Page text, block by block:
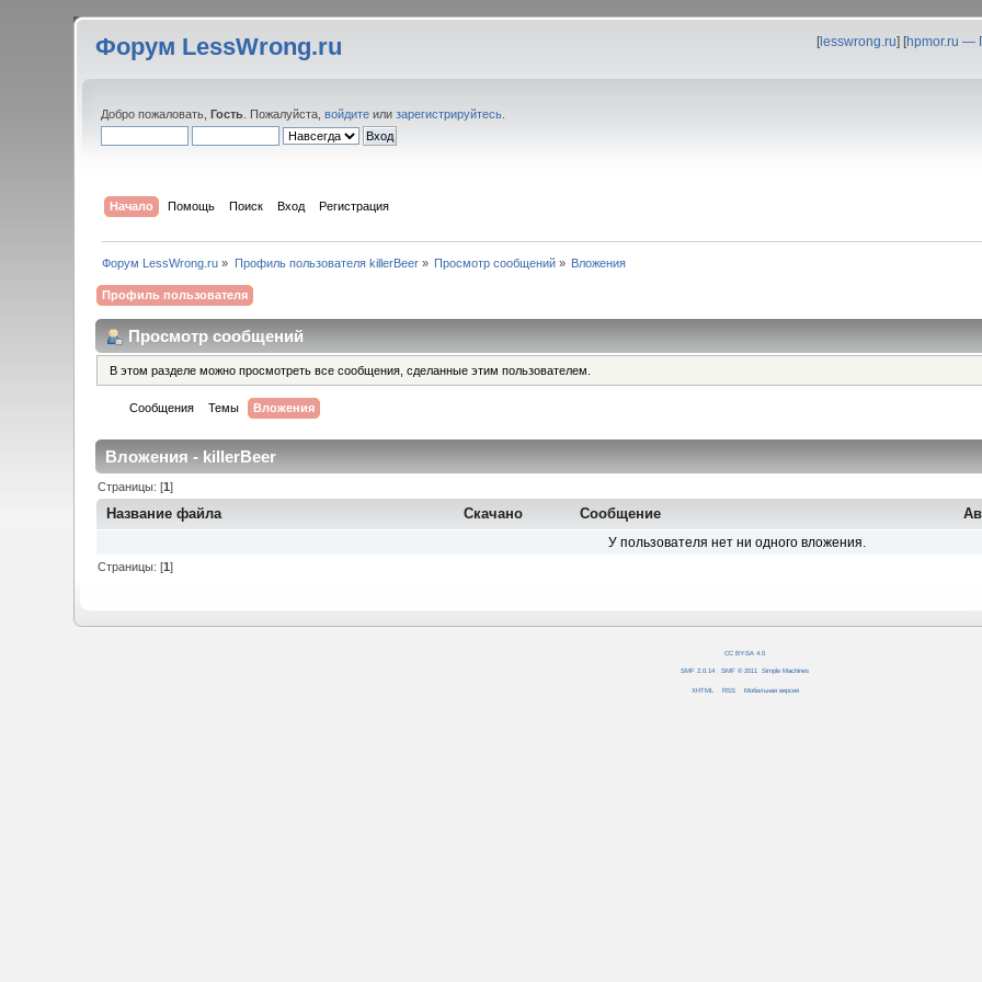
Форум LessWrong.ru [lesswrong.ru] [hpmor.ru
Добро пожаловать,Гость . Пожалуйста,войдите илизарегистрируйтесь
Начало Помощь Поиск Вход Регистрация
Форум LessWrong.ru » Профиль пользователя killerBeer» Просмотр сообщений » Вложения
Профиль пользователя
Просмотр сообщений
В этом разделе можно просмотреть все сообщения, сделанные этим пользователем.
Сообщения Темы Вложения
Вложения - killerBeer
Страницы: [1]
Название файла Скачано Сообщение
У пользователя нет ни одного вложения.
Страницы: [1]
CC BY-SA 4.0
SMF 2.0.14 SMF © 2011 Simple Machines
XHTML RSS Мобильная версия